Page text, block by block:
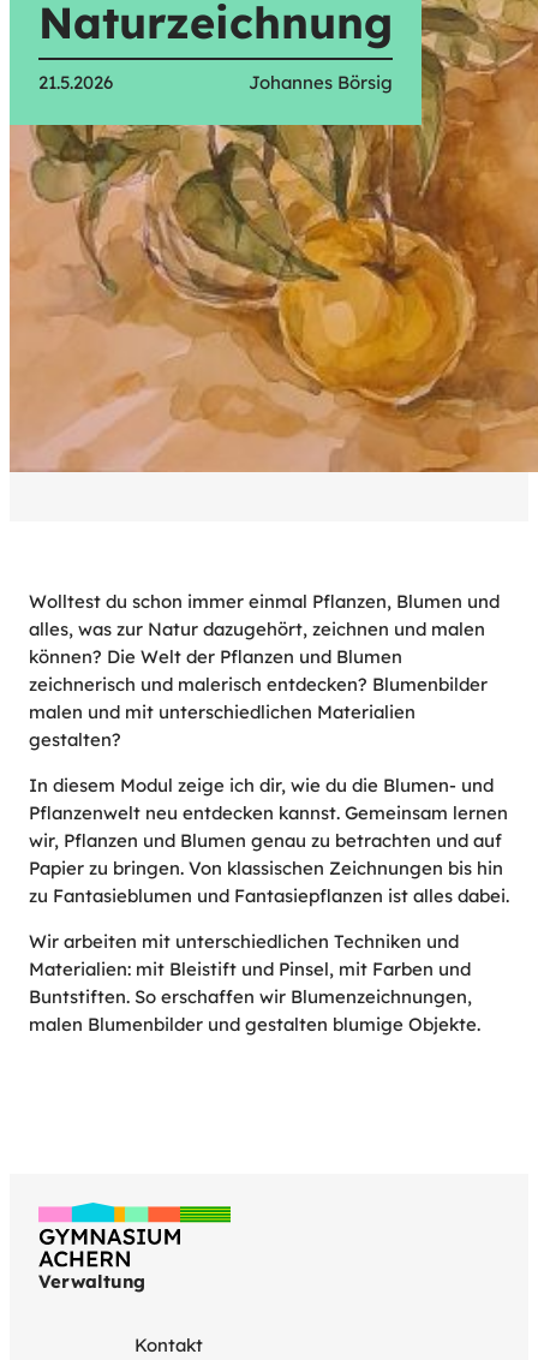
Naturzeichnung
21.5.2026 Johannes Börsig
Wolltest du schon immer einmal Pflanzen, Blumen und
alles, was zur Natur dazugehört, zeichnen und malen
können? Die Welt der Pflanzen und Blumen
zeichnerisch und malerisch entdecken? Blumenbilder
malen und mit unterschiedlichen Materialien
gestalten?
In diesem Modul zeige ich dir, wie du die Blumen- und
Pflanzenwelt neu entdecken kannst. Gemeinsam lernen
wir, Pflanzen und Blumen genau zu betrachten und auf
Papier zu bringen. Von klassischen Zeichnungen bis hin
zu Fantasieblumen und Fantasiepflanzen ist alles dabei.
Wir arbeiten mit unterschiedlichen Techniken und
Materialien: mit Bleistift und Pinsel, mit Farben und
Buntstiften. So erschaffen wir Blumenzeichnungen,
malen Blumenbilder und gestalten blumige Objekte.
Verwaltung
Kontakt